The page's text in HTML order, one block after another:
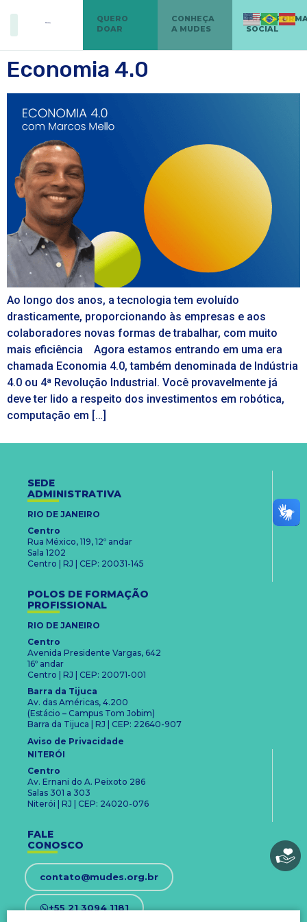
QUERO
DOAR
CONHEÇA
A MUDES
SOCIAL
Economia 4.0
Ao longo dos anos, a tecnologia tem evoluído
drasticamente, proporcionando às empresas e aos
colaboradores novas formas de trabalhar, com muito
mais eficiência Agora estamos entrando em uma era
chamada Economia 4.0, também denominada de Indústria
4.0 ou 4ª Revolução Industrial. Você provavelmente já
deve ter lido a respeito dos investimentos em robótica,
computação em […]
SEDE
ADMINISTRATIVA
RIO DE JANEIRO
Centro
Rua México, 119, 12º andar
Sala 1202
Centro | RJ | CEP: 20031-145
POLOS DE FORMAÇÃO
PROFISSIONAL
RIO DE JANEIRO
Centro
Avenida Presidente Vargas, 642
16º andar
Centro | RJ | CEP: 20071-001
Barra da Tijuca
Av. das Américas, 4.200
(Estácio – Campus Tom Jobim)
Barra da Tijuca | RJ | CEP: 22640-907
Aviso de Privacidade
NITERÓI
Centro
Av. Ernani do A. Peixoto 286
Salas 301 a 303
Niterói | RJ | CEP: 24020-076
FALE
CONOSCO
contato@mudes.org.br
+55 21 3094 1181